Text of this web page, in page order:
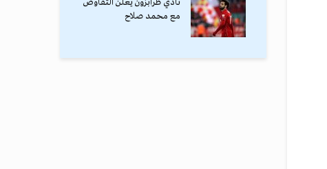
نادي طرابزون يعلن التفاوض
مع محمد صلاح